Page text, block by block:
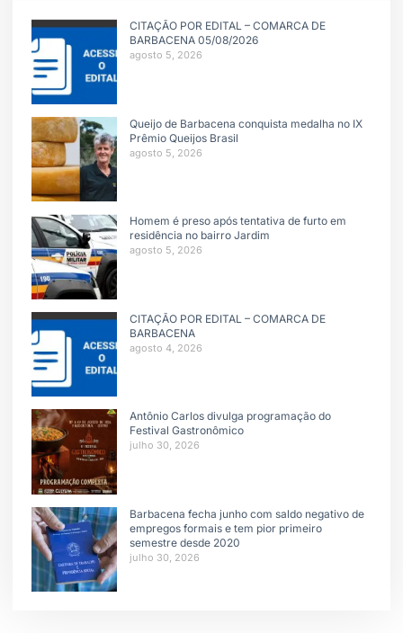
CITAÇÃO POR EDITAL – COMARCA DE
BARBACENA 05/08/2026
agosto 5, 2026
Queijo de Barbacena conquista medalha no IX
Prêmio Queijos Brasil
agosto 5, 2026
Homem é preso após tentativa de furto em
residência no bairro Jardim
agosto 5, 2026
CITAÇÃO POR EDITAL – COMARCA DE
BARBACENA
agosto 4, 2026
Antônio Carlos divulga programação do
Festival Gastronômico
julho 30, 2026
Barbacena fecha junho com saldo negativo de
empregos formais e tem pior primeiro
semestre desde 2020
julho 30, 2026